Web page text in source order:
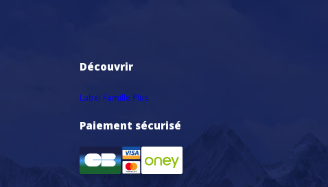
Découvrir
Label Famille Plus
Paiement sécurisé